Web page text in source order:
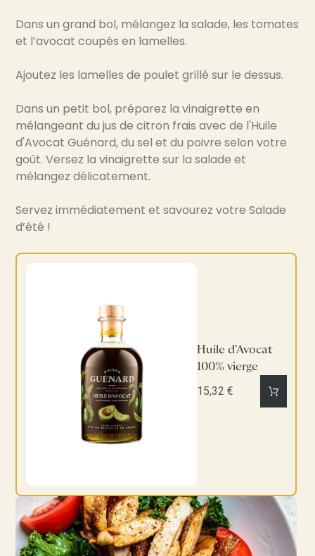
Dans un grand bol, mélangez la salade, les tomates
et l’avocat coupés en lamelles.
Ajoutez les lamelles de poulet grillé sur le dessus.
Dans un petit bol, préparez la vinaigrette en
mélangeant du jus de citron frais avec de l'Huile
d'Avocat Guénard, du sel et du poivre selon votre
goût. Versez la vinaigrette sur la salade et
mélangez délicatement.
Servez immédiatement et savourez votre Salade
d’été !
Huile d'Avocat
100% vierge
15,32 €